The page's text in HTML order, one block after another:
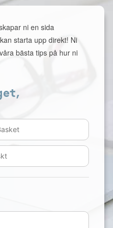
ni en sida
starta upp direkt! Ni
bästa tips på hur ni